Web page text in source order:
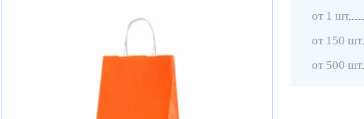
от 1 шт
от 150 шт
от 500 шт